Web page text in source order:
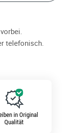
telefonisch.
in Original
Qualität